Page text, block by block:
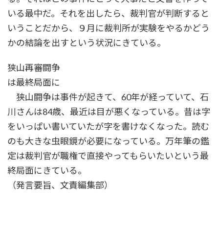
いる最中だ。それを出したら、裁判官が判断すると
いうことだから、９月に裁判所が実験をやるかどう
かの結論を出すという状況にきている。
狭山再審闘争
は最終局面に
狭山闘争は事件が起きて、60年が経っていて、石
川さんは84歳、最近は目が悪くなっている。昔は字
をいっぱい書いていたが字を書けなくなった。読む
のも大きな虫眼鏡が必要になっている。万年筆の鑑
定は裁判官が職権で直接やってもらいたいという最
終局面にきている。
（発言要旨、文責編集部）